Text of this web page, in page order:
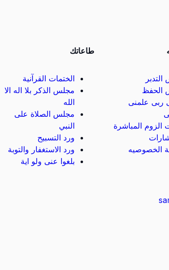
الحفظ
ربى علمنى
الزوم المباشرة
الخصوصيه
طاعاتك
الختمات القرآنية
مجلس الذكر بلا اله الا
الله
مجلس الصلاة على
النبي
ورد التسبيح
ورد الاستغفار والتوبة
بلغوا عنى ولو اية